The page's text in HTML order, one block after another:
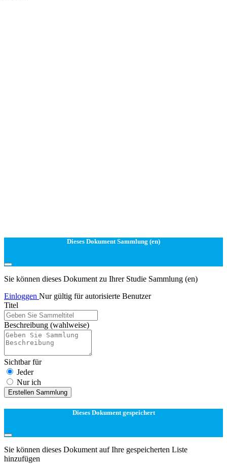
Dieses Dokument Sammlung (en)
Sie können dieses Dokument zu Ihrer Studie Sammlung (en)
Einloggen Nur gültig für autorisierte Benutzer
Titel
Beschreibung (wahlweise)
Sichtbar für
Jeder
Nur ich
Erstellen Sammlung
Dieses Dokument gespeichert
Sie können dieses Dokument auf Ihre gespeicherten Liste
hinzufügen